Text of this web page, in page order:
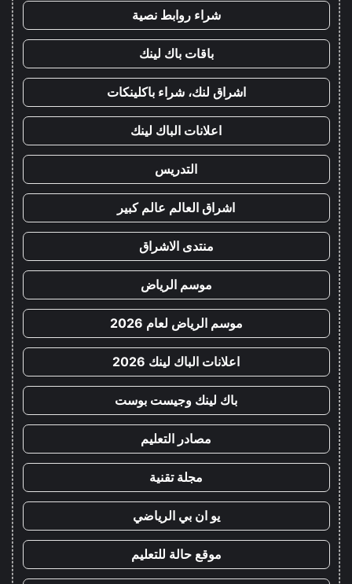
شراء روابط نصية
باقات باك لينك
اشراق لنك، شراء باكلينكات
اعلانات الباك لينك
التدريس
اشراق العالم عالم كبير
منتدى الاشراق
موسم الرياض
موسم الرياض لعام 2026
اعلانات الباك لينك 2026
باك لينك وجيست بوست
مصادر التعليم
مجلة تقنية
يو ان بي الرياضي
موقع حالة للتعليم